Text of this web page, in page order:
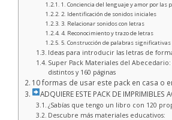
1. Conciencia del lenguaje y amor por las
2. Identificación de sonidos iniciales
3. Relacionar sonidos con letras
4. Reconocimiento y trazo de letras
5. Construcción de palabras significativas
Ideas para introducir las letras de
Super Pack Materiales del
distintos y 160 páginas
10 formas de usar este pack en casa o
ADQUIERE ESTE PACK DE IMPRIMIBLES
¿Sabías que tengo un libro con 120
Descubre más materiales educativos: